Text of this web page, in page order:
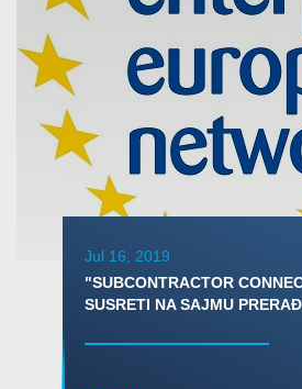
Jul 16, 2019
"SUBCONTRACTOR
SUSRETI NA SAJMU